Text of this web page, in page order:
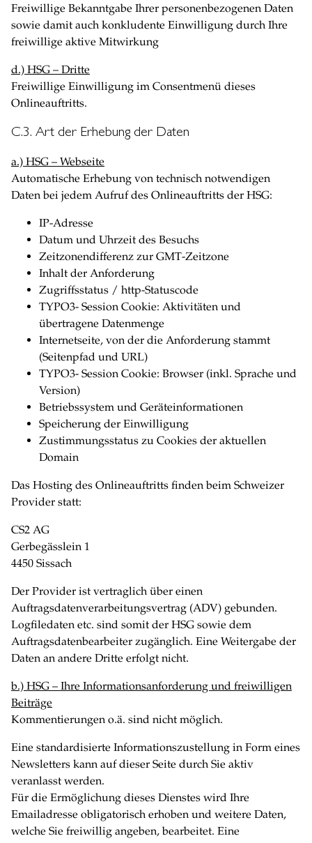
Freiwillige Bekanntgabe Ihrer personenbezogenen Daten
sowie damit auch konkludente Einwilligung durch Ihre
freiwillige aktive Mitwirkung
d.) HSG – Dritte
Freiwillige Einwilligung im Consentmenü dieses
Onlineauftritts.
C.3. Art der Erhebung der Daten
a.) HSG – Webseite
Automatische Erhebung von technisch notwendigen
Daten bei jedem Aufruf des Onlineauftritts der HSG:
IP-Adresse
Datum und Uhrzeit des Besuchs
Zeitzonendifferenz zur GMT-Zeitzone
Inhalt der Anforderung
Zugriffsstatus / http-Statuscode
TYPO3- Session Cookie: Aktivitäten und
übertragene Datenmenge
Internetseite, von der die Anforderung stammt
(Seitenpfad und URL)
TYPO3- Session Cookie: Browser (inkl. Sprache und
Version)
Betriebssystem und Geräteinformationen
Speicherung der Einwilligung
Zustimmungsstatus zu Cookies der aktuellen
Domain
Das Hosting des Onlineauftritts finden beim Schweizer
Provider statt:
CS2 AG
Gerbegässlein 1
4450 Sissach
Der Provider ist vertraglich über einen
Auftragsdatenverarbeitungsvertrag (ADV) gebunden.
Logfiledaten etc. sind somit der HSG sowie dem
Auftragsdatenbearbeiter zugänglich. Eine Weitergabe der
Daten an andere Dritte erfolgt nicht.
b.) HSG – Ihre Informationsanforderung und freiwilligen
Beiträge
Kommentierungen o.ä. sind nicht möglich.
Eine standardisierte Informationszustellung in Form eines
Newsletters kann auf dieser Seite durch Sie aktiv
veranlasst werden.
Für die Ermöglichung dieses Dienstes wird Ihre
Emailadresse obligatorisch erhoben und weitere Daten,
welche Sie freiwillig angeben, bearbeitet. Eine